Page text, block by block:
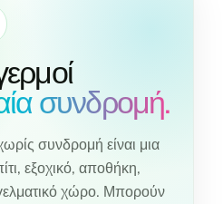
συνδρομή.
συνδρομή είναι μια
εξοχικό, αποθήκη,
χώρο. Μπορούν